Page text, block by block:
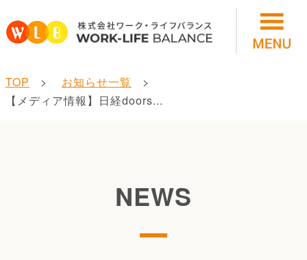
TOP
お知らせ一覧
【メディア情報】日経doors...
NEWS